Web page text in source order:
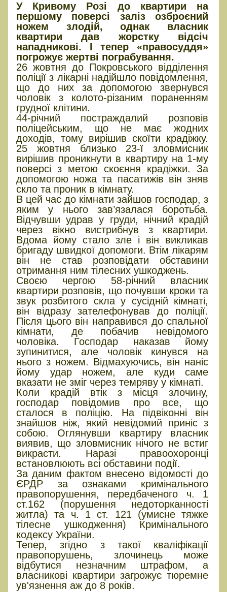
У Кривому Розі до квартири на
першому поверсі заліз озброєний
ножем злодій, однак власник
квартири дав жорстку відсіч
нападникові. І тепер «правосуддя»
погрожує жертві пограбування.
26 жовтня до Покровського відділення
поліції з лікарні надійшло повідомлення,
що до них за допомогою звернувся
чоловік з колото-різаним пораненням
грудної клітини.
44-річний постраждалий розповів
поліцейським, що не має жодних
доходів, тому вирішив скоїти крадіжку.
25 жовтня близько 23-ї зловмисник
вирішив проникнути в квартиру на 1-му
поверсі з метою скоєння крадіжки. За
допомогою ножа та пасатижів він зняв
скло та проник в кімнату.
В цей час до кімнати зайшов господар, з
яким у нього зав’язалася боротьба.
Відчувши удрав у груди, нічний крадій
через вікно вистрибнув з квартири.
Вдома йому стало зле і він викликав
бригаду швидкої допомоги. Втім лікарям
він не став розповідати обставини
отримання ним тілесних ушкоджень.
Своєю чергою 58-річний власник
квартири розповів, що почувши кроки та
звук розбитого скла у сусідній кімнаті,
він відразу зателефонував до поліції.
Після цього він направився до спальної
кімнати, де побачив невідомого
чоловіка. Господар наказав йому
зупинитися, але чоловік кинувся на
нього з ножем. Відмахуючись, він наніс
йому удар ножем, але куди саме
вказати не зміг через темряву у кімнаті.
Коли крадій втік з місця злочину,
господар повідомив про все, що
сталося в поліцію. На підвіконні він
знайшов ніж, який невідомий приніс з
собою. Оглянувши квартиру власник
виявив, що зловмисник нічого не встиг
викрасти. Наразі правоохоронці
встановлюють всі обставини події.
За даним фактом внесено відомості до
ЄРДР за ознаками кримінального
правопорушення, передбаченого ч. 1
ст.162 (порушення недоторканності
житла) та ч. 1 ст. 121 (умисне тяжке
тілесне ушкодження) Кримінального
кодексу України.
Тепер, згідно з такої кваліфікації
правопорушень, злочинець може
відбутися незначним штрафом, а
власникові квартири загрожує тюремне
ув'язнення аж до 8 років.